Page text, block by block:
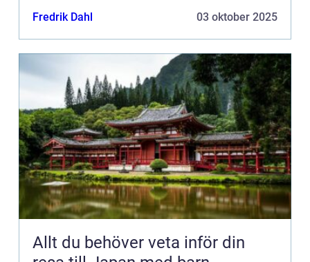
Fredrik Dahl 03 oktober 2025
Allt du behöver veta inför din